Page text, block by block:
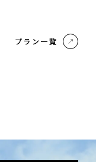
プラン一覧